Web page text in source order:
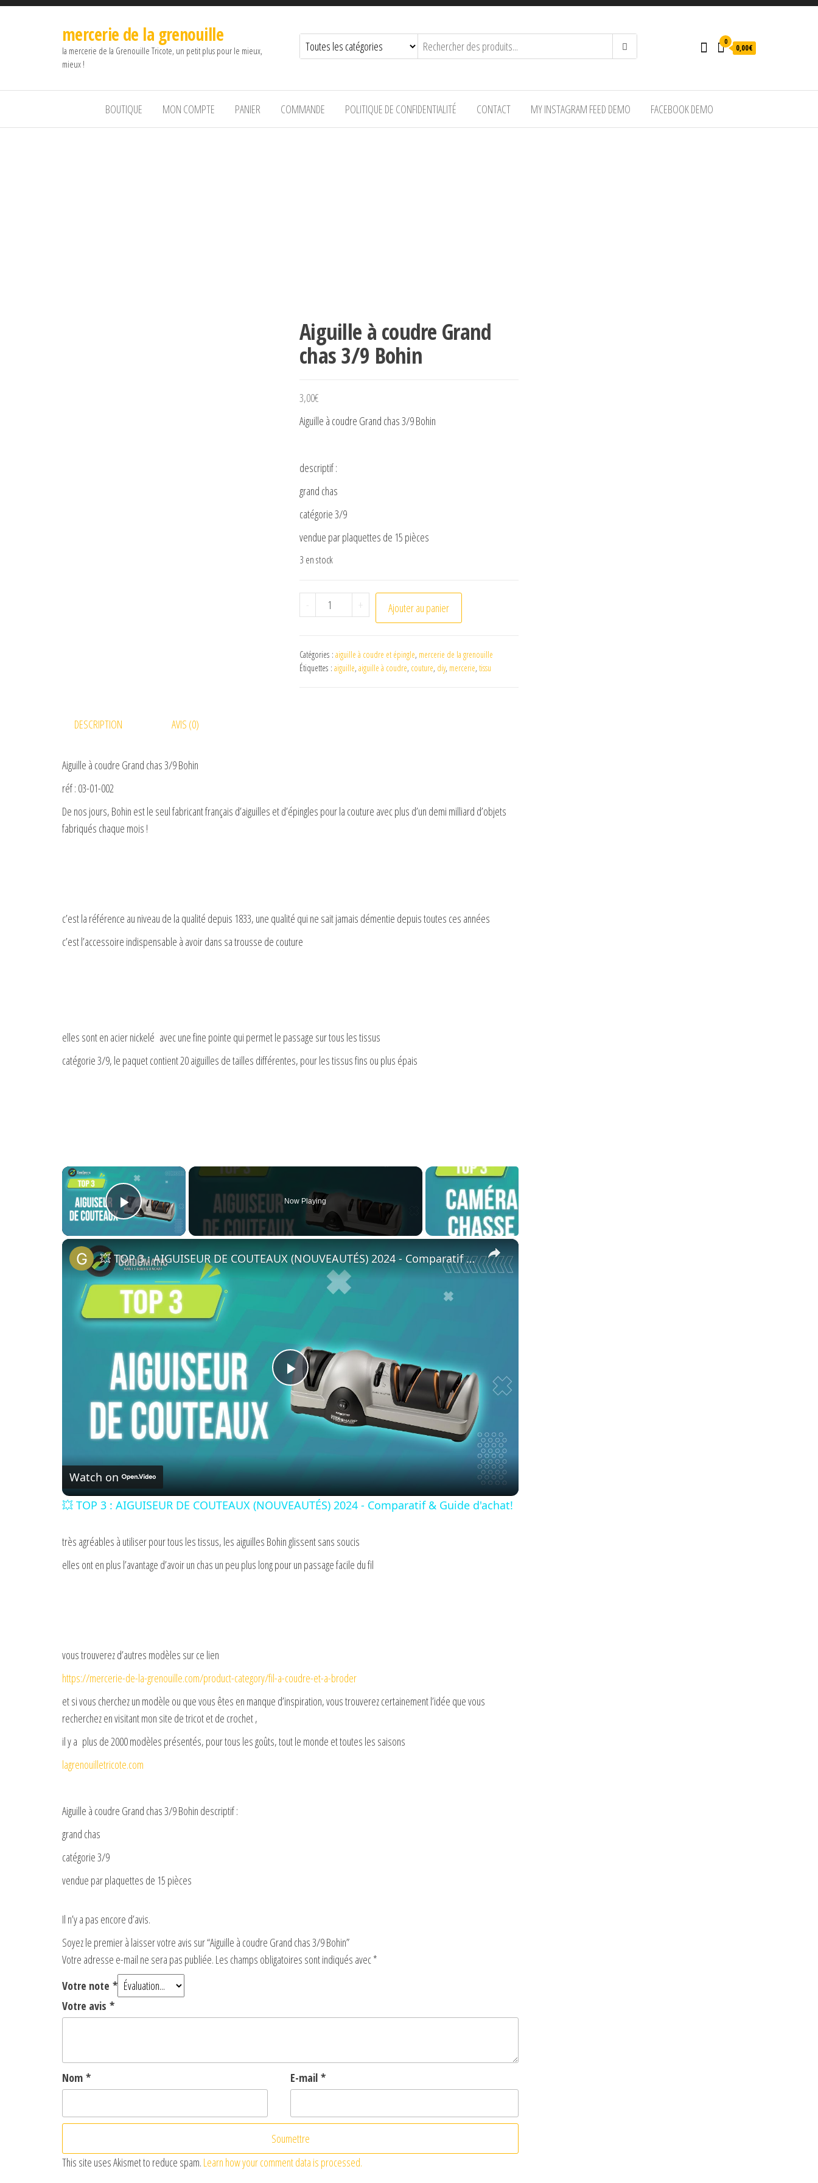
mercerie de la grenouille
la mercerie de la Grenouille Tricote, un petit plus pour le mieux,
mieux !
0
0,00€
BOUTIQUE MON COMPTE PANIER COMMANDE POLITIQUE DE CONFIDENTIALITÉ CONTACT MY INSTAGRAM FEED DEMO FACEBOOK DEMO
Aiguille à coudre Grand
chas 3/9 Bohin
3,00€
Aiguille à coudre Grand chas 3/9 Bohin
descriptif :
grand chas
catégorie 3/9
vendue par plaquettes de 15 pièces
3 en stock
- quantité de Aiguille à coudre Grand chas 3/9 Bohin
+ Ajouter au panier
Catégories : aiguille à coudre et épingle, mercerie de la grenouille
Étiquettes : aiguille, aiguille à coudre, couture, diy, mercerie, tissu
DESCRIPTION AVIS (0)
Aiguille à coudre Grand chas 3/9 Bohin
réf : 03-01-002
De nos jours, Bohin est le seul fabricant français d’aiguilles et d’épingles pour la couture avec plus d’un demi milliard d’objets
fabriqués chaque mois !
c’est la référence au niveau de la qualité depuis 1833, une qualité qui ne sait jamais démentie depuis toutes ces années
c’est l’accessoire indispensable à avoir dans sa trousse de couture
elles sont en acier nickelé avec une fine pointe qui permet le passage sur tous les tissus
catégorie 3/9, le paquet contient 20 aiguilles de tailles différentes, pour les tissus fins ou plus épais
×
Play Video
Now Playing
×
P
l
a
y
i
o
💥 TOP 3 : AIGUISEUR DE COUTEAUX (NOUVEAUTÉS) 2024 - Comparatif & Guide d'achat!
Watch on
💥 TOP 3 : AIGUISEUR DE COUTEAUX (NOUVEAUTÉS) 2024 - Comparatif & Guide d'achat!
très agréables à utiliser pour tous les tissus, les aiguilles Bohin glissent sans soucis
elles ont en plus l’avantage d’avoir un chas un peu plus long pour un passage facile du fil
vous trouverez d’autres modèles sur ce lien
https://mercerie-de-la-grenouille.com/product-category/fil-a-coudre-et-a-broder
et si vous cherchez un modèle ou que vous êtes en manque d’inspiration, vous trouverez certainement l’idée que vous
recherchez en visitant mon site de tricot et de crochet ,
il y a plus de 2000 modèles présentés, pour tous les goûts, tout le monde et toutes les saisons
lagrenouilletricote.com
Aiguille à coudre Grand chas 3/9 Bohin descriptif :
grand chas
catégorie 3/9
vendue par plaquettes de 15 pièces
Il n’y a pas encore d’avis.
Soyez le premier à laisser votre avis sur “Aiguille à coudre Grand chas 3/9 Bohin”
Votre adresse e-mail ne sera pas publiée. Les champs obligatoires sont indiqués avec*
Votre note *
Votre avis *
Nom * E-mail *
This site uses Akismet to reduce spam. Learn how your comment data is processed.